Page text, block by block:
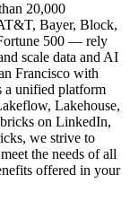
20,000
Bayer, Block,
500 — rely
scale data and AI
Francisco with
a unified platform
Lakehouse,
on LinkedIn,
we strive to
the needs of all
offered in your